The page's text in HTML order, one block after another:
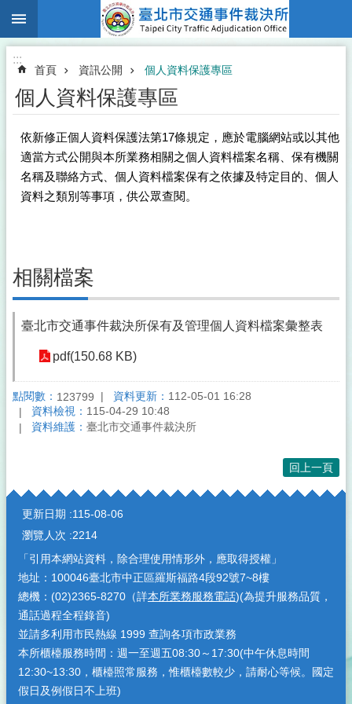
跳到主要內容區塊
:::
首頁 資訊公開 個人資料保護專區
個人資料保護專區
依新修正個人資料保護法第17條規定，應於電腦網站或以其他
適當方式公開與本所業務相關之個人資料檔案名稱、保有機關
名稱及聯絡方式、個人資料檔案保有之依據及特定目的、個人
資料之類別等事項，供公眾查閱。
相關檔案
臺北市交通事件裁決所保有及管理個人資料檔案彙整表
pdf(150.68 KB)
點閱數： 123799 資料更新： 112-05-01 16:28
資料檢視： 115-04-29 10:48
資料維護： 臺北市交通事件裁決所
回上一頁
:::
更新日期
115-08-06
瀏覽人次
2214
「引用本網站資料，除合理使用情形外，應取得授權」
地址：100046臺北市中正區羅斯福路4段92號7~8樓
總機：(02)2365-8270（詳本所業務服務電話)(為提升服務品質，
通話過程全程錄音)
並請多利用市民熱線 1999 查詢各項市政業務
本所櫃檯服務時間：週一至週五08:30～17:30(中午休息時間
12:30~13:30，櫃檯照常服務，惟櫃檯數較少，請耐心等候。國定
假日及例假日不上班)